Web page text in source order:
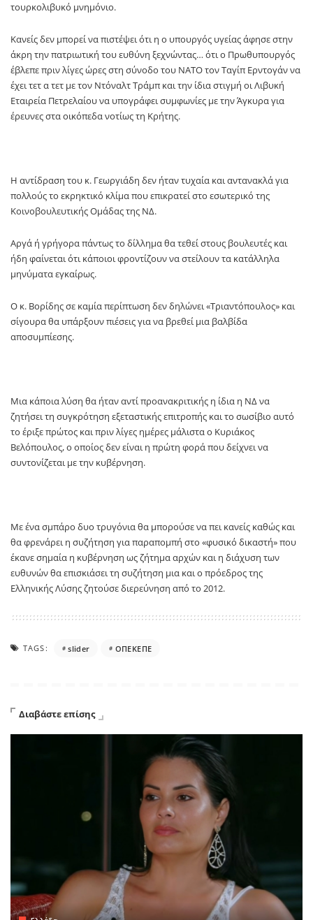
τουρκολιβυκό μνημόνιο.
Κανείς δεν μπορεί να πιστέψει ότι η ο υπουργός υγείας άφησε στην
άκρη την πατριωτική του ευθύνη ξεχνώντας… ότι ο Πρωθυπουργός
έβλεπε πριν λίγες ώρες στη σύνοδο του ΝΑΤΟ τον Ταγίπ Ερντογάν να
έχει τετ α τετ με τον Ντόναλτ Τράμπ και την ίδια στιγμή οι Λιβυκή
Εταιρεία Πετρελαίου να υπογράφει συμφωνίες με την Άγκυρα για
έρευνες στα οικόπεδα νοτίως τη Κρήτης.
Η αντίδραση του κ. Γεωργιάδη δεν ήταν τυχαία και αντανακλά για
πολλούς το εκρηκτικό κλίμα που επικρατεί στο εσωτερικό της
Κοινοβουλευτικής Ομάδας της ΝΔ.
Αργά ή γρήγορα πάντως το δίλλημα θα τεθεί στους βουλευτές και
ήδη φαίνεται ότι κάποιοι φροντίζουν να στείλουν τα κατάλληλα
μηνύματα εγκαίρως.
Ο κ. Βορίδης σε καμία περίπτωση δεν δηλώνει «Τριαντόπουλος» και
σίγουρα θα υπάρξουν πιέσεις για να βρεθεί μια βαλβίδα
αποσυμπίεσης.
Μια κάποια λύση θα ήταν αντί προανακριτικής η ίδια η ΝΔ να
ζητήσει τη συγκρότηση εξεταστικής επιτροπής και το σωσίβιο αυτό
το έριξε πρώτος και πριν λίγες ημέρες μάλιστα ο Κυριάκος
Βελόπουλος, ο οποίος δεν είναι η πρώτη φορά που δείχνει να
συντονίζεται με την κυβέρνηση.
Με ένα σμπάρο δυο τρυγόνια θα μπορούσε να πει κανείς καθώς και
θα φρενάρει η συζήτηση για παραπομπή στο «φυσικό δικαστή» που
έκανε σημαία η κυβέρνηση ως ζήτημα αρχών και η διάχυση των
ευθυνών θα επισκιάσει τη συζήτηση μια και ο πρόεδρος της
Ελληνικής Λύσης ζητούσε διερεύνηση από το 2012.
TAGS: slider ΟΠΕΚΕΠΕ
Διαβάστε επίσης